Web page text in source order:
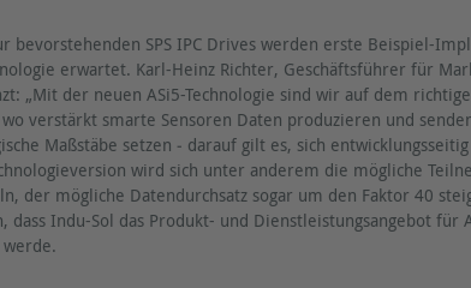
bevorstehenden SPS IPC Drives werden erste Beispiel-
erwartet. Karl-Heinz Richter, Geschäftsführer für
„Mit der neuen ASi5-Technologie sind wir auf dem
verstärkt smarte Sensoren Daten produzieren und
Maßstäbe setzen ‒ darauf gilt es, sich
wird sich unter anderem die mögliche
der mögliche Datendurchsatz sogar um den Faktor 40
dass Indu-Sol das Produkt- und Dienstleistungsangebot für
werde.